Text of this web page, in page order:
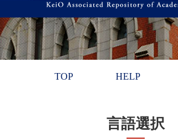
TOP HELP
言語選択